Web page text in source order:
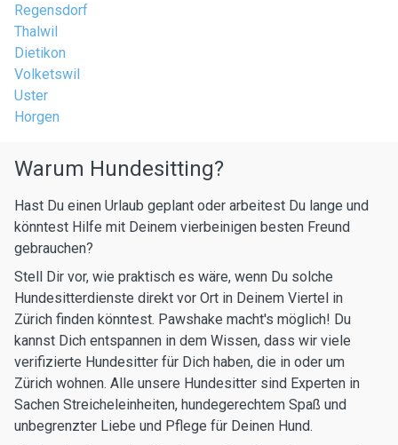
Regensdorf
Thalwil
Dietikon
Volketswil
Uster
Horgen
Warum Hundesitting?
Hast Du einen Urlaub geplant oder arbeitest Du lange und
könntest Hilfe mit Deinem vierbeinigen besten Freund
gebrauchen?
Stell Dir vor, wie praktisch es wäre, wenn Du solche
Hundesitterdienste direkt vor Ort in Deinem Viertel in
Zürich finden könntest. Pawshake macht's möglich! Du
kannst Dich entspannen in dem Wissen, dass wir viele
verifizierte Hundesitter für Dich haben, die in oder um
Zürich wohnen. Alle unsere Hundesitter sind Experten in
Sachen Streicheleinheiten, hundegerechtem Spaß und
unbegrenzter Liebe und Pflege für Deinen Hund.